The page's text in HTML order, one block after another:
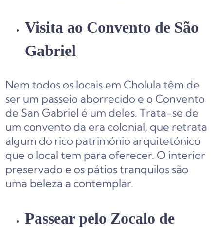
Visita ao Convento de São
Gabriel
Nem todos os locais em Cholula têm de
ser um passeio aborrecido e o Convento
de San Gabriel é um deles. Trata-se de
um convento da era colonial, que retrata
algum do rico património arquitetónico
que o local tem para oferecer. O interior
preservado e os pátios tranquilos são
uma beleza a contemplar.
Passear pelo Zocalo de